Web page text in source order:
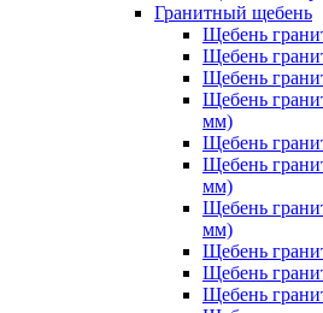
Гранитный щебень
Щебень
Щебень
Щебень
Щебень
мм)
Щебень
Щебень
мм)
Щебень
мм)
Щебень
Щебень
Щебень